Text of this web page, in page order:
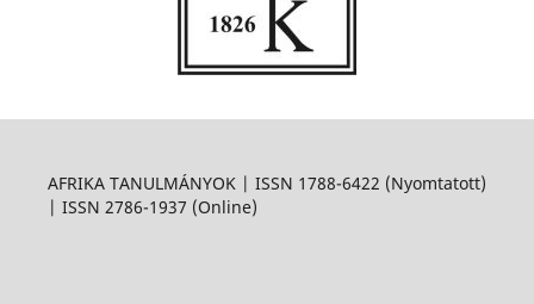
AFRIKA TANULMÁNYOK | ISSN 1788-6422 (Nyomtatott)
| ISSN 2786-1937 (Online)